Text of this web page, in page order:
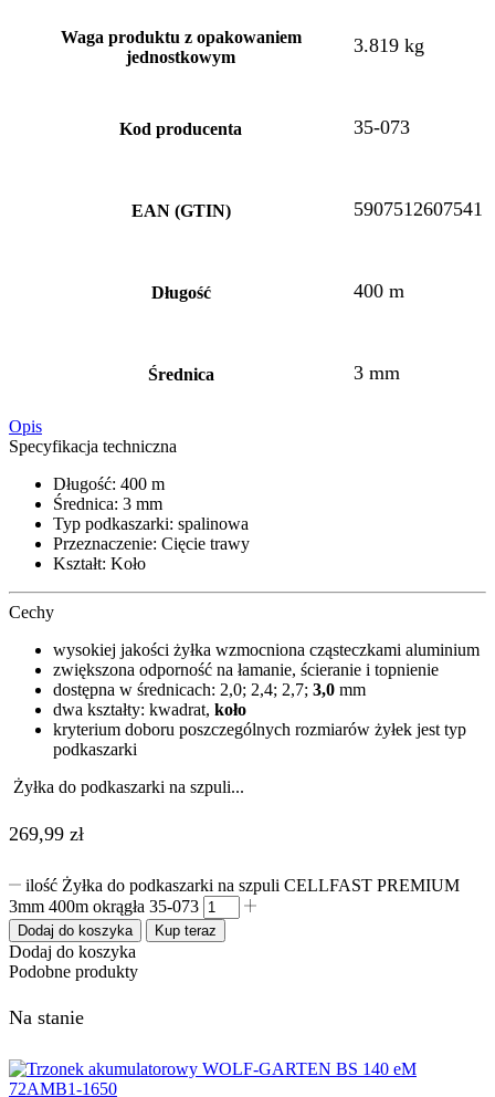
Waga produktu z opakowaniem
jednostkowym
3.819 kg
Kod producenta 35-073
EAN (GTIN) 5907512607541
Długość 400 m
Średnica 3 mm
Opis
Specyfikacja techniczna
Długość: 400 m
Średnica: 3 mm
Typ podkaszarki: spalinowa
Przeznaczenie: Cięcie trawy
Kształt: Koło
Cechy
wysokiej jakości żyłka wzmocniona cząsteczkami aluminium
zwiększona odporność na łamanie, ścieranie i topnienie
dostępna w średnicach: 2,0; 2,4; 2,7; 3,0 mm
dwa kształty: kwadrat, koło
kryterium doboru poszczególnych rozmiarów żyłek jest typ
podkaszarki
Żyłka do podkaszarki na szpuli...
269,99 zł
ilość Żyłka do podkaszarki na szpuli CELLFAST PREMIUM
3mm 400m okrągła 35-073
Dodaj do koszyka Kup teraz
Dodaj do koszyka
Podobne produkty
Na stanie